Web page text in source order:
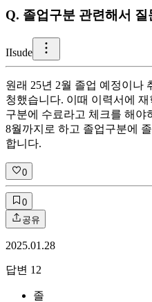
Q. 졸업구분 관련해서
IIsude
원래 25년 2월 졸업 예정이나
청했습니다. 이때 이력서에
구분에 수료라고 체크를 해야
8월까지로 하고 졸업구분에
합니다.
0
0
공유
2025.01.28
답변 12
졸